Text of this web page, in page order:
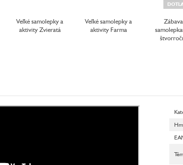
Veľké samolepky a
aktivity Zvieratá
Veľké samolepky a
aktivity Farma